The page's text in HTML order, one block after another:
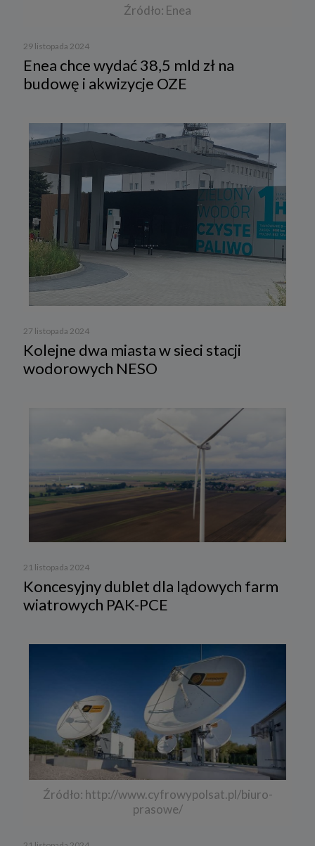
Źródło: Enea
29 listopada 2024
Enea chce wydać 38,5 mld zł na
budowę i akwizycje OZE
27 listopada 2024
Kolejne dwa miasta w sieci stacji
wodorowych NESO
21 listopada 2024
Koncesyjny dublet dla lądowych farm
wiatrowych PAK-PCE
Źródło: http://www.cyfrowypolsat.pl/biuro-
prasowe/